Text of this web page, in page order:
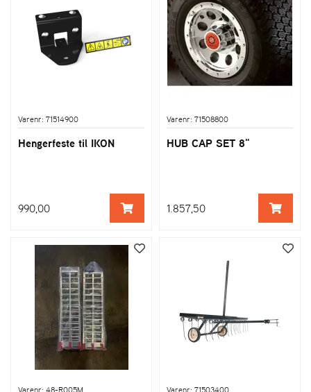
Varenr: 71514900
Hengerfeste til IKON
990,00
Varenr: 71508800
HUB CAP SET 8"
1.857,50